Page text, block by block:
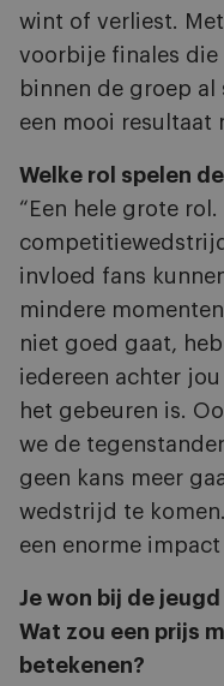
wint of verliest.
voorbije finales die
binnen de groep al
een mooi resultaat
Welke rol spelen
“Een hele grote
invloed fans
mindere
niet goed gaat,
iedereen achter
het gebeuren is.
we de
geen kans meer
wedstrijd te
een enorme impact
Je won bij de jeugd
Wat zou een prijs
betekenen?